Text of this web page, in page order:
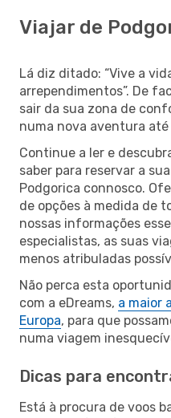
Viajar de
Lá diz ditado: “Vive a
arrependimentos”. De
sair da sua zona de
numa nova aventura até
Continue a ler e
saber para reservar a
Podgorica connosco.
de opções à medida de
nossas informações
especialistas, as suas
menos atribuladas
Não perca esta
com a eDreams, a maior
Europa, para que
numa viagem
Dicas para
Está à procura de voos